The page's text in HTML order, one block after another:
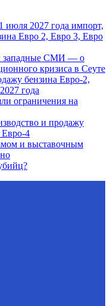
2027 года импорт,
Евро 2, Евро 3, Евро
западные СМИ — о
кризиса в Сеуте
бензина Евро-2,
года
ограничения на
и продажу
Евро-4
и выставочным